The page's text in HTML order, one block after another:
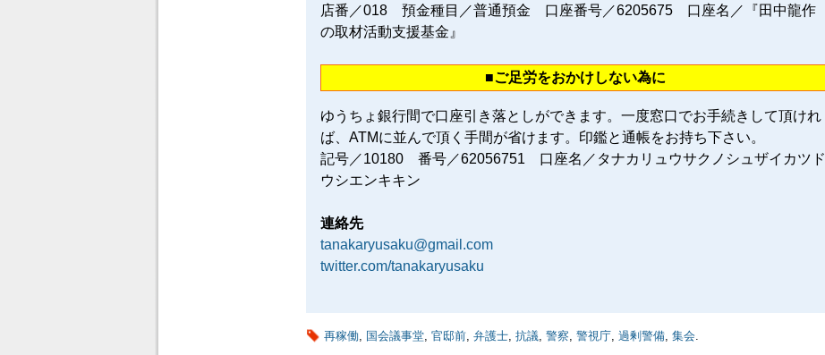
店番／018 預金種目／普通預金 口座番号／6205675 口座名／『田中龍作
の取材活動支援基金』
■ご足労をおかけしない為に
ゆうちょ銀行間で口座引き落としができます。一度窓口でお手続きして頂けれ
ば、ATMに並んで頂く手間が省けます。印鑑と通帳をお持ち下さい。
記号／10180 番号／62056751 口座名／タナカリュウサクノシュザイカツド
ウシエンキキン
連絡先
tanakaryusaku@gmail.com
twitter.com/tanakaryusaku
再稼働, 国会議事堂, 官邸前, 弁護士, 抗議, 警察, 警視庁, 過剰警備, 集会.